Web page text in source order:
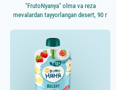
Возраст ребёнка, мес.
Категории
Особенность продукта
Новинка
Гипоаллергенный
"FrutoNyanya" olma va reza
mevalardan tayyorlangan desert, 90 г